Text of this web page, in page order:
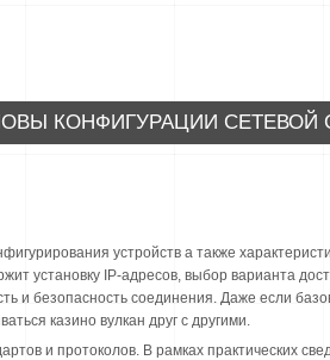
КОНФИГУРАЦИИ СЕТЕВОЙ
устройств а также
установку IP-адресов, выбор варианта
и безопасность соединения. Даже если
казино вулкан друг с другими.
и протоколов. В рамках практических